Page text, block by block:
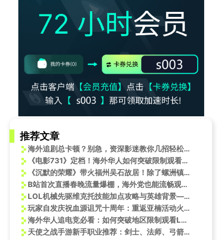
推荐文章
海外追剧总卡顿？别急，资深影迷教你几招轻松搞定！
《电影731》定档！海外华人如何突破限制观看这部历史巨制？
《沉默的荣耀》带火福州吴石故居！除了螺洲镇，宫巷这处红色打卡地你绝不能错过
B站首次直播春晚流量爆棚，海外党也能流畅观看！
LOL机械先驱维克托技能加点攻略与英雄背景——海外怎么玩LOL国服
玩家自发庆祝血源诅咒十周年：重返亚楠活动火热进行
海外华人追电竞必看：如何突破地区限制观看LOL全球总决赛
天使之战手游新手职业推荐：剑士、法师、弓箭手哪个更适合你？